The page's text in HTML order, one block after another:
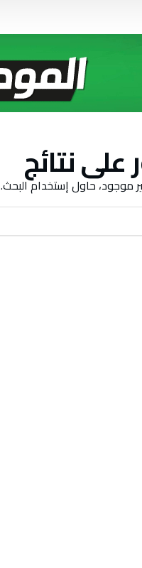
على نتائج‬
موجود، حاول إستخدام البحث.‬